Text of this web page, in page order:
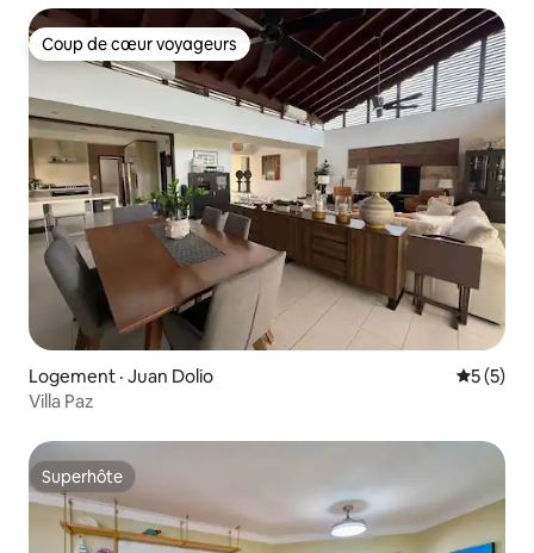
Coup de cœur voyageurs
Coup de cœur voyageurs
Logement · Juan Dolio Note
5 (5)
Villa Paz
Superhôte
Superhôte